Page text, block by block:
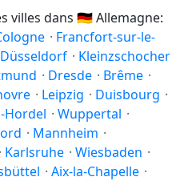
villes dans 🇩🇪Allemagne:
· Francfort-sur-le-
Düsseldorf · Kleinzschocher
· Dresde · Brême ·
· Leipzig · Duisbourg ·
Hordel · Wuppertal ·
· Mannheim ·
· Karlsruhe · Wiesbaden ·
· Aix-la-Chapelle ·